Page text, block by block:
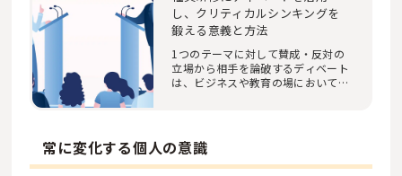
し、クリティカルシンキングを
鍛える意義と方法
1つのテーマに対して賛成・反対の
立場から相手を論破するディベート
は、ビジネスや教育の場において教
常に変化する個人の意識